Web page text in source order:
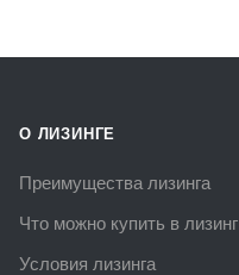
О ЛИЗИНГЕ
Преимущества лизинга
Что можно купить в лизинг
Условия лизинга